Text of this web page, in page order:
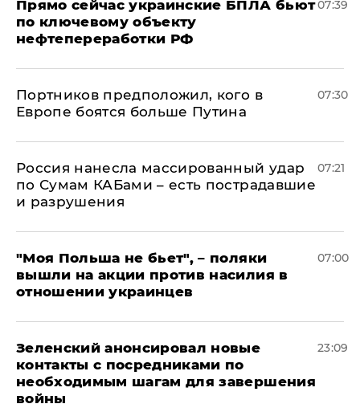
Прямо сейчас украинские БПЛА бьют
по ключевому объекту
нефтепереработки РФ
07:39
Портников предположил, кого в
Европе боятся больше Путина
07:30
Россия нанесла массированный удар
по Сумам КАБами – есть пострадавшие
и разрушения
07:21
"Моя Польша не бьет", – поляки
вышли на акции против насилия в
отношении украинцев
07:00
Зеленский анонсировал новые
контакты с посредниками по
необходимым шагам для завершения
войны
23:09